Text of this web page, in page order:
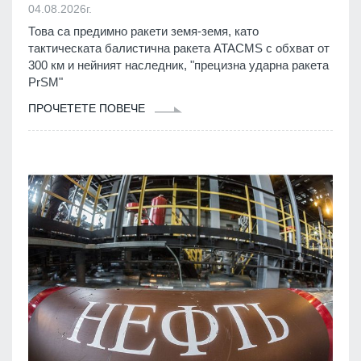
04.08.2026г.
Това са предимно ракети земя-земя, като
тактическата балистична ракета ATACMS с обхват от
300 км и нейният наследник, "прецизна ударна ракета
PrSM"
ПРОЧЕТЕТЕ ПОВЕЧЕ